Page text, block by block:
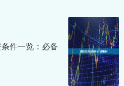
件一览：必备